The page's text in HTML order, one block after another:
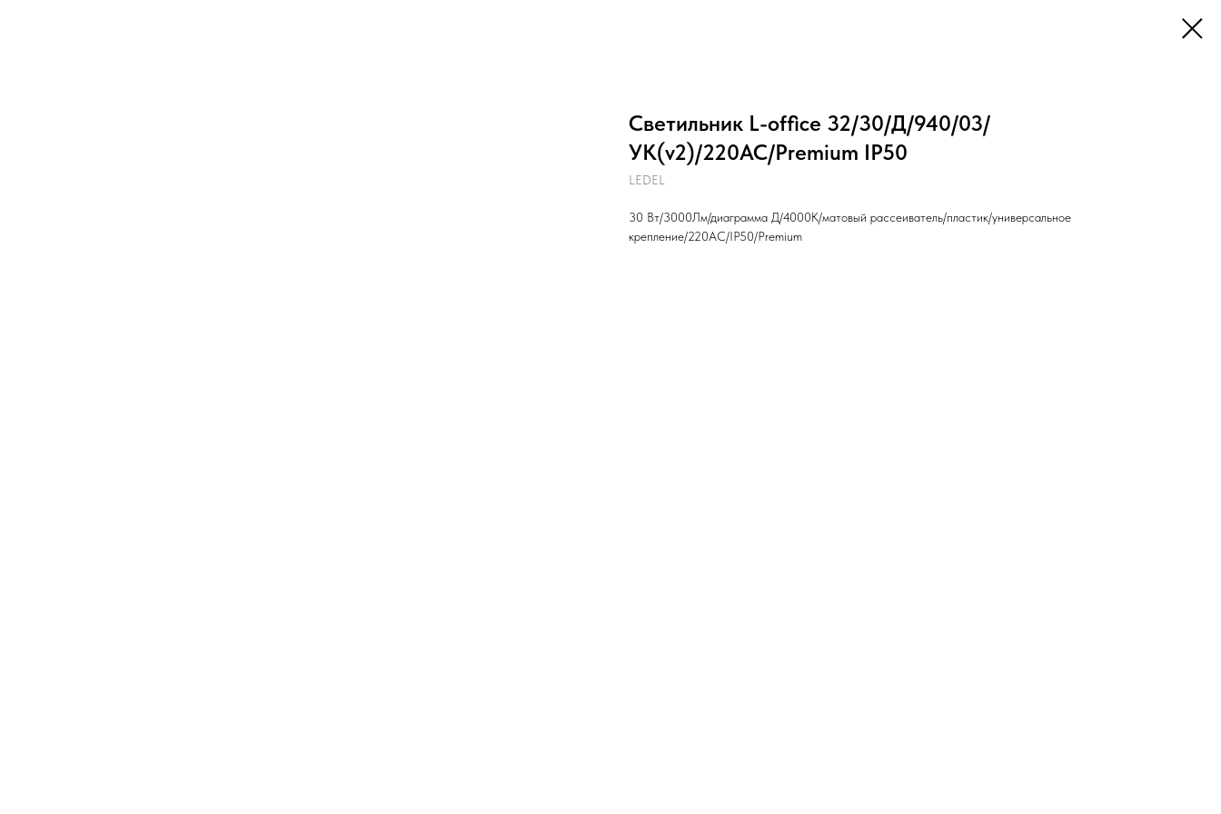
Светильник L-office 32/30/Д/940/03/
УК(v2)/220AC/Premium IP50
LEDEL
30 Вт/3000Лм/диаграмма Д/4000K/матовый рассеиватель/пластик/универсальное
крепление/220AC/IP50/Premium